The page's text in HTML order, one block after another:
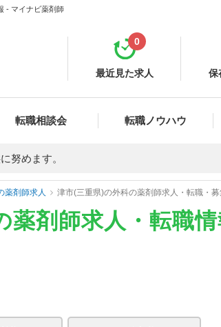
- マイナビ薬剤師
最近見た求人
0
保
転職相談会 転職ノウハウ
努めます。
薬剤師求人 津市(三重県)の外科の薬剤師求人・転職・募
薬剤師求人・転職